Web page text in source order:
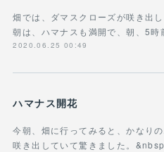
畑では、ダマスクローズが咲き出
朝は、ハマナスも満開で、朝、5時
2020.06.25 00:49
ハマナス開花
今朝、畑に行ってみると、かなり
咲き出していて驚きました。